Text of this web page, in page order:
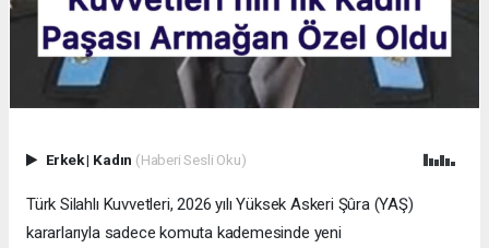
Erkek| Kadın (Haberi Sesli Oku)
Türk Silahlı Kuvvetleri, 2026 yılı Yüksek Askeri Şûra (YAŞ)
kararlarıyla sadece komuta kademesinde yeni